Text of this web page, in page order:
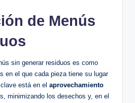
de Menús
sin generar residuos es como
en el que cada pieza tiene su lugar
está en el aprovechamiento
minimizando los desechos y, en el